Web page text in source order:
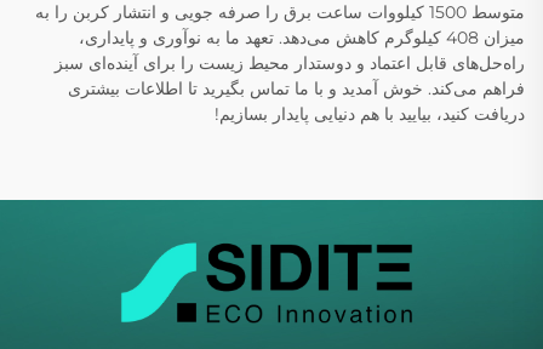
متوسط 1500 کیلووات ساعت برق را صرفه جویی و انتشار کربن را به
میزان 408 کیلوگرم کاهش می‌دهد. تعهد ما به نوآوری و پایداری،
راه‌حل‌های قابل اعتماد و دوستدار محیط زیست را برای آینده‌ای سبز
فراهم می‌کند. خوش آمدید و با ما تماس بگیرید تا اطلاعات بیشتری
دریافت کنید، بیایید با هم دنیایی پایدار بسازیم!